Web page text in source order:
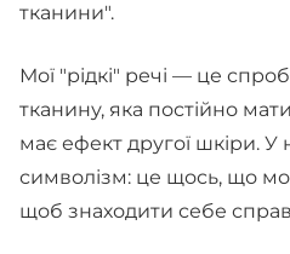
тканини".
Мої "рідкі" речі — це
тканину, яка постійно
має ефект другої шкіри. У
символізм: це щось, що
щоб знаходити себе